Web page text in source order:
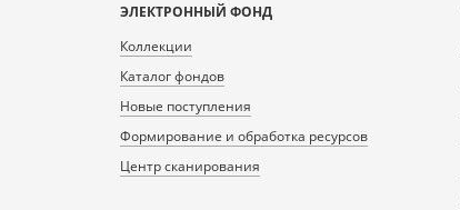
ЭЛЕКТРОННЫЙ ФОНД
Коллекции
Каталог фондов
Новые поступления
Формирование и обработка ресурсов
Центр сканирования